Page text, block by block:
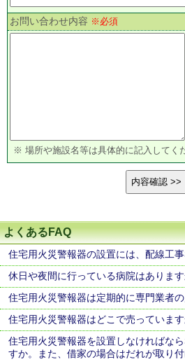
お問い合わせ内容 ※必須
※ 場所や施設名等は具体的に記入してく
よくあるFAQ
住宅用火災警報器の設置には、配線工事
休日や夜間に行っている病院はあります
住宅用火災警報器は定期的に専門業者の
住宅用火災警報器はどこで売っています
住宅用火災警報器を設置しなければな
すか。また、借家の場合はだれが取り